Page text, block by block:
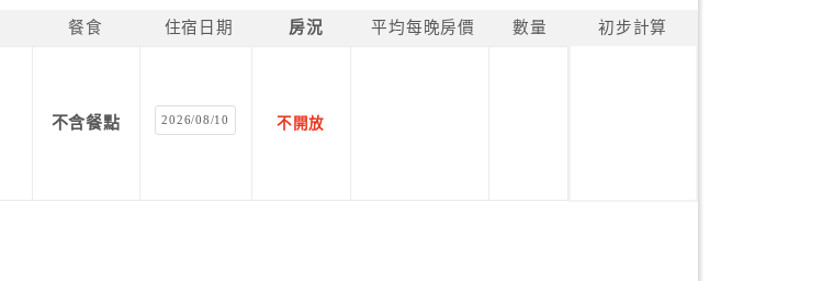
餐食 住宿日期 房況 平均每晚房價 數量 初步計算
不含餐點 2026/08/10 不開放